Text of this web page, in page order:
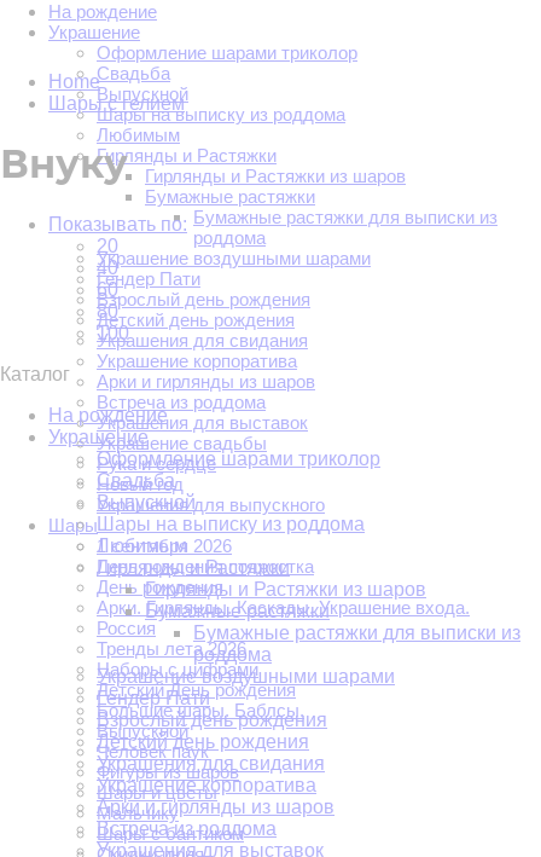
На рождение
Украшение
Оформление шарами триколор
Свадьба
Выпускной
Шары на выписку из роддома
Любимым
Гирлянды и Растяжки
Гирлянды и Растяжки из шаров
Бумажные растяжки
Бумажные растяжки для выписки из
роддома
Украшение воздушными шарами
Гендер Пати
Взрослый день рождения
Детский день рождения
Украшения для свидания
Украшение корпоратива
Арки и гирлянды из шаров
Встреча из роддома
Украшения для выставок
Украшение свадьбы
Рука и сердце
Новый год
Украшения для выпускного
Шары
1 сентября 2026
День рождения подростка
День рождения
Арки. Гирлянды. Каскады. Украшение входа.
Россия
Тренды лета 2026
Наборы с цифрами
Детский День рождения
Большие шары. Баблсы.
Выпускной
Человек паук
Фигуры из шаров
Шары и цветы
Мальчику
Шары с бантиком
Home
Шары с гелием
Внуку
Показывать по:
20
40
60
80
100
Каталог
На рождение
Украшение
Оформление шарами триколор
Свадьба
Выпускной
Шары на выписку из роддома
Любимым
Гирлянды и Растяжки
Гирлянды и Растяжки из шаров
Бумажные растяжки
Бумажные растяжки для выписки из
роддома
Украшение воздушными шарами
Гендер Пати
Взрослый день рождения
Детский день рождения
Украшения для свидания
Украшение корпоратива
Арки и гирлянды из шаров
Встреча из роддома
Украшения для выставок